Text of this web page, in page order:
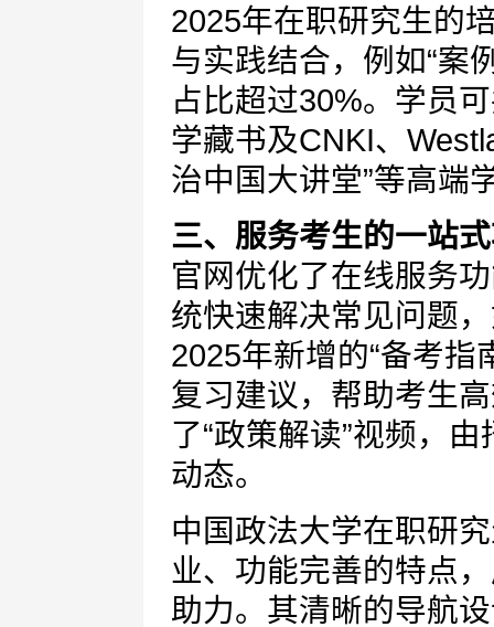
2025年在职研究生的
与实践结合，例如“案
占比超过30%。学员
学藏书及CNKI、
治中国大讲堂”等高端
三、服务考生的一站
官网优化了在线服务
统快速解决常见问题
2025年新增的“备考指
复习建议，帮助考生
了“政策解读”视频，
动态。
中国政法大学在职研
业、功能完善的特点
助力。其清晰的导航